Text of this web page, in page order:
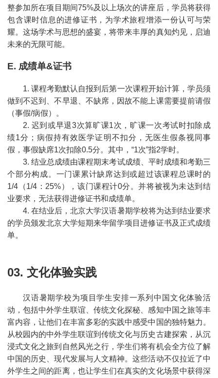
整参加所在项目期间75%及以上场次的讲座后，学员将获得
包含课时信息的进修证书，为学术旅程增添一份认可与荣
耀。这场学术与思想的盛宴，将带来丰厚的真知灼见，启迪
未来的无限可能。
E. 成绩单&证书
1. 课程考勤默认自报到后第一次课程开始计算，学员须
做到不迟到、不早退、不缺席，因故不能上课需要提前请假
（事假/病假）。
2. 迟到或早退3次算旷课1次，旷课一次考试时扣除成
绩1分；病假持有效医学证明不扣分，无医生假条视同事
假，事假缺席1次扣除0.5分。其中，“1次”指2学时。
3. 结业总成绩由课程期末考试成绩、平时成绩和考勤三
个部分构成。一门课累计缺席达到或超过该课程总课时的
1/4（1/4：25%），该门课程计0分。并将被视为未达到结
业要求，无法获得进修证书和成绩单。
4. 在结业后，北京大学汉语暑期学校将为达到结业要求
的学员颁发北京大学短期来华留学项目进修证书及正式成绩
单。
03. 文化体验实践
汉语暑期学校为项目学生安排一系列中国文化体验活
动，包括中外学生联谊、传统文化探秘、感知中国之旅等丰
富内容，让他们在丰富多彩的实践中感受中国的独特魅力。
从校园内的中外学生联谊到传统文化与历史古建探索，从沉
浸式文化之旅到自然风光之行，学生们将有机会全方位了解
中国的历史、现代发展与人文精神。这些活动不仅拉近了中
外学生之间的距离，也让学生们在真实的文化场景中获得深